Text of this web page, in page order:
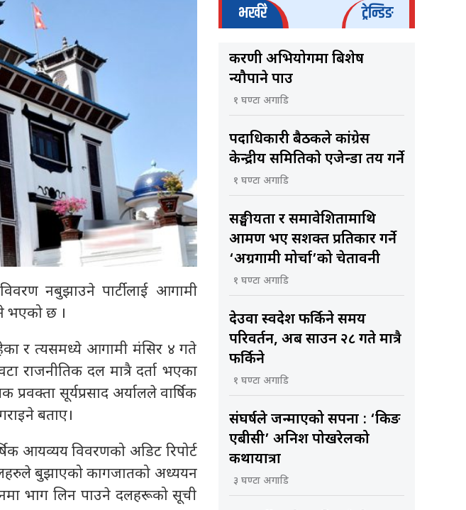
नबुझाउने पार्टीलाई आगामी
भएको छ ।
र त्यसमध्ये आगामी मंसिर ४ गते
राजनीतिक दल मात्रै दर्ता भएका
सूर्यप्रसाद अर्यालले वार्षिक
बताए।
आयव्यय विवरणको अडिट रिपोर्ट
बुझाएको कागजातको अध्ययन
भाग लिन पाउने दलहरूको सूची
भर्खरै ट्रेन्डिङ
करणी अभियोगमा बिशेष
न्यौपाने पक्राउ
१ घण्टा अगाडि
पदाधिकारी बैठकले कांग्रेस
केन्द्रीय समितिकाे एजेन्डा तय गर्ने
१ घण्टा अगाडि
सङ्घीयता र समावेशितामाथि
आक्रमण भए सशक्त प्रतिकार गर्ने
‘अग्रगामी मोर्चा’को चेतावनी
१ घण्टा अगाडि
देउवा स्वदेश फर्किने समय
परिवर्तन, अब साउन २८ गते मात्रै
फर्किने
१ घण्टा अगाडि
संघर्षले जन्माएको सपना : ‘किङ
एबीसी’ अनिश पोखरेलको
कथायात्रा
३ घण्टा अगाडि